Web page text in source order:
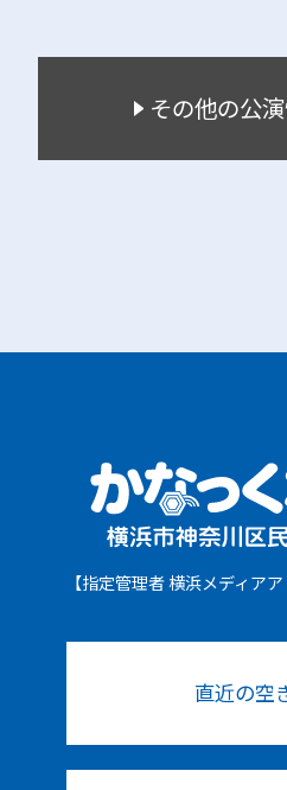
その他の公
【指定管理者 横浜メディア
直近の空